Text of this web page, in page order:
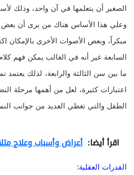
الصغير أن يتعلمها في آن واحد، وذلك
وعلي هذا الأساس هناك من يرى أن بعض
مبكراً، وبعض الأصوات الأخرى بالإمكان
السابعة غير أنه في الغالب يمكن فهم
ما بين سن الثالثة والرابعة، لذلك
اعتبارات كثيرة، لعل من أهمها مرحلة
الطفل والتي تغطي العديد من جوانب
اقرأ أيضا: أعراض وأسباب وعلاج
القدرات العقلية: